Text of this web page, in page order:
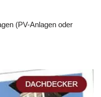
(PV-Anlagen oder